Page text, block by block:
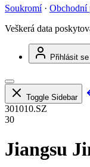
Soukromí · Obchodní
Veškerá data
Přihlásit se
Toggle Sidebar
301010.SZ
30
Jiangsu